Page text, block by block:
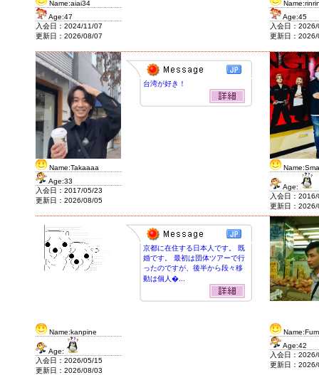
Name:aiai34
Age:47
入会日：2024/11/07
更新日：2026/08/07
Age:45
入会日：
更新日：
Name:Takaaaa
Age:33
入会日：2017/05/23
更新日：2026/08/05
台湾が好き！
Age:
入会日：
更新日：
Name:kanpine
Age:
入会日：2026/05/15
更新日：2026/08/03
京都に在住する日本人です。 既
婚です。 最初は団体ツアーで行
ったのですが、後半から段々移
動は個人�...
Age:42
入会日：
更新日：